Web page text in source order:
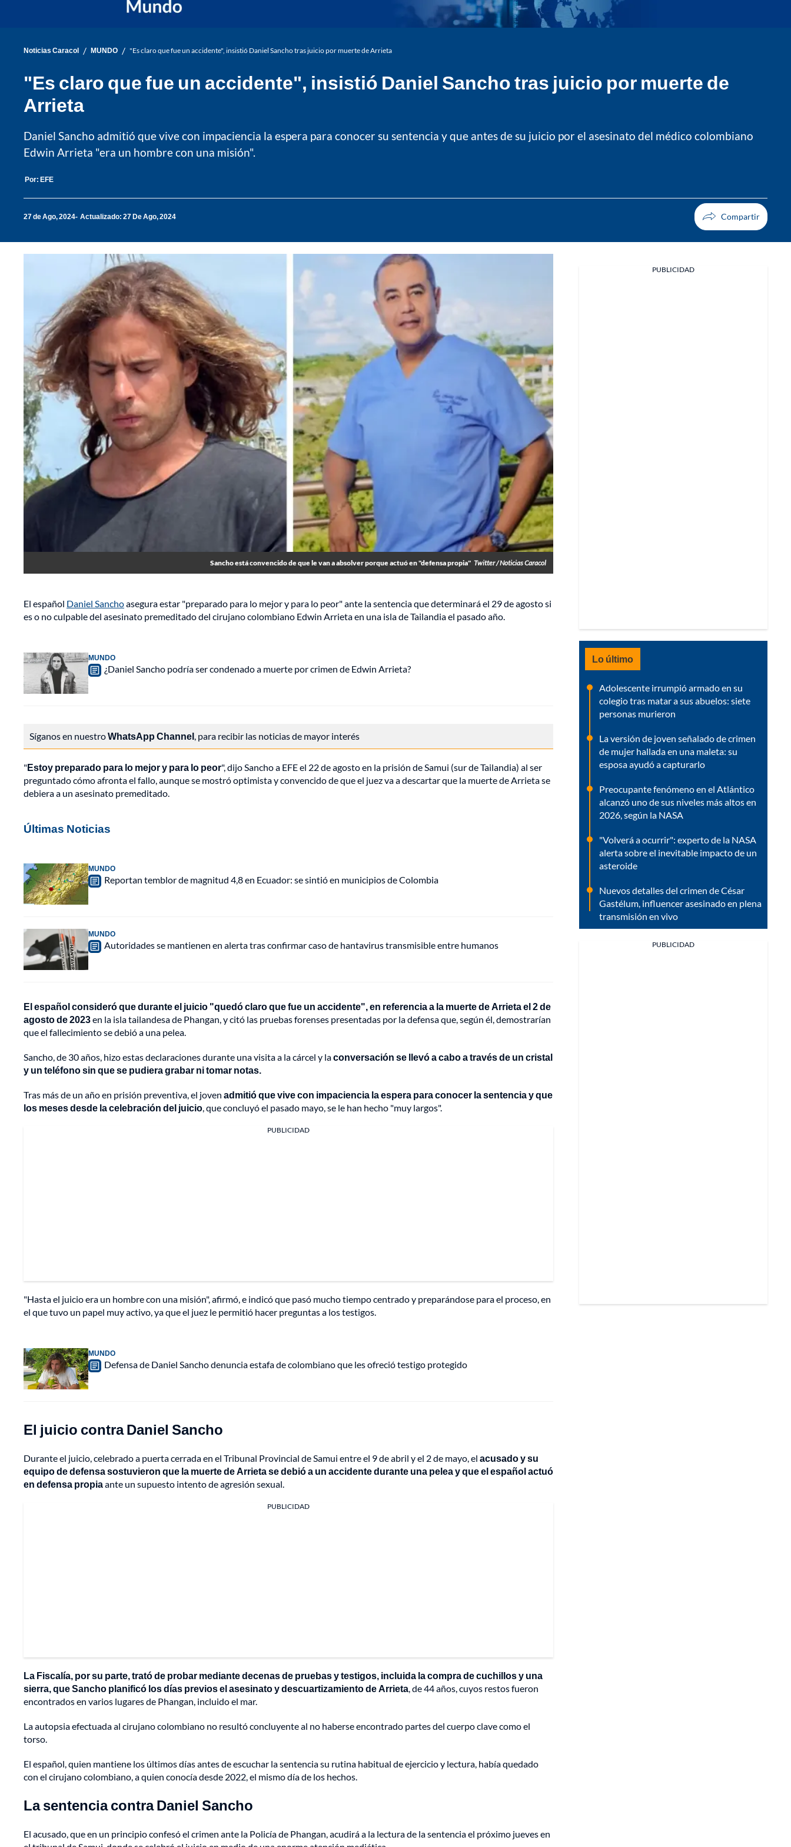
Noticias Caracol / MUNDO / "Es claro que fue un accidente", insistió Daniel Sancho tras juicio por muerte de Arrieta
"Es claro que fue un accidente", insistió Daniel Sancho tras juicio por muerte de
Arrieta
Daniel Sancho admitió que vive con impaciencia la espera para conocer su sentencia y que antes de su juicio por el asesinato del médico colombiano
Edwin Arrieta "era un hombre con una misión".
Por: EFE
27 de Ago, 2024 Actualizado: 27 De Ago, 2024
Sancho está convencido de que le van a absolver porque actuó en "defensa propia" Twitter / Noticias Caracol
El español Daniel Sanchoasegura estar "preparado para lo mejor y para lo peor" ante la sentencia que determinará el 29 de agosto si
es o no culpable del asesinato premeditado del cirujano colombiano Edwin Arrieta en una isla de Tailandia el pasado año.
MUNDO
¿Daniel Sancho podría ser condenado a muerte por crimen de Edwin Arrieta?
Síganos en nuestroWhatsApp Channel, para recibir las noticias de mayor interés
"Estoy preparado para lo mejor y para lo peor", dijo Sancho a EFE el 22 de agosto en la prisión de Samui (sur de Tailandia) al ser
preguntado cómo afronta el fallo, aunque se mostró optimista y convencido de que el juez va a descartar que la muerte de Arrieta se
debiera a un asesinato premeditado.
Últimas Noticias
MUNDO
Reportan temblor de magnitud 4,8 en Ecuador: se sintió en municipios de Colombia
MUNDO
Autoridades se mantienen en alerta tras confirmar caso de hantavirus transmisible entre humanos
El español consideró que durante el juicio "quedó claro que fue un accidente", en referencia a la muerte de Arrieta el 2 de
agosto de 2023en la isla tailandesa de Phangan, y citó las pruebas forenses presentadas por la defensa que, según él, demostrarían
que el fallecimiento se debió a una pelea.
Sancho, de 30 años, hizo estas declaraciones durante una visita a la cárcel y laconversación se llevó a cabo a través de un cristal
y un teléfono sin que se pudiera grabar ni tomar notas.
Tras más de un año en prisión preventiva, el joven admitió que vive con impaciencia la espera para conocer la sentencia y que
los meses desde la celebración del juicio, que concluyó el pasado mayo, se le han hecho "muy largos".
PUBLICIDAD
"Hasta el juicio era un hombre con una misión", afirmó, e indicó que pasó mucho tiempo centrado y preparándose para el proceso, en
el que tuvo un papel muy activo, ya que el juez le permitió hacer preguntas a los testigos.
MUNDO
Defensa de Daniel Sancho denuncia estafa de colombiano que les ofreció testigo protegido
El juicio contra Daniel Sancho
Durante el juicio, celebrado a puerta cerrada en el Tribunal Provincial de Samui entre el 9 de abril y el 2 de mayo, el acusado y su
equipo de defensa sostuvieron que la muerte de Arrieta se debió a un accidente durante una pelea y que el español actuó
en defensa propiaante un supuesto intento de agresión sexual.
PUBLICIDAD
La Fiscalía, por su parte, trató de probar mediante decenas de pruebas y testigos, incluida la compra de cuchillos y una
sierra, que Sancho planificó los días previos el asesinato y descuartizamiento de Arrieta, de 44 años, cuyos restos fueron
encontrados en varios lugares de Phangan, incluido el mar.
La autopsia efectuada al cirujano colombiano no resultó concluyente al no haberse encontrado partes del cuerpo clave como el
torso.
El español, quien mantiene los últimos días antes de escuchar la sentencia su rutina habitual de ejercicio y lectura, había quedado
con el cirujano colombiano, a quien conocía desde 2022, el mismo día de los hechos.
La sentencia contra Daniel Sancho
El acusado, que en un principio confesó el crimen ante la Policía de Phangan, acudirá a la lectura de la sentencia el próximo jueves en
PUBLICIDAD
Lo último
Adolescente irrumpió armado en su
colegio tras matar a sus abuelos: siete
personas murieron
La versión de joven señalado de crimen
de mujer hallada en una maleta: su
esposa ayudó a capturarlo
Preocupante fenómeno en el Atlántico
alcanzó uno de sus niveles más altos en
2026, según la NASA
"Volverá a ocurrir": experto de la NASA
alerta sobre el inevitable impacto de un
asteroide
Nuevos detalles del crimen de César
Gastélum, influencer asesinado en plena
transmisión en vivo
PUBLICIDAD